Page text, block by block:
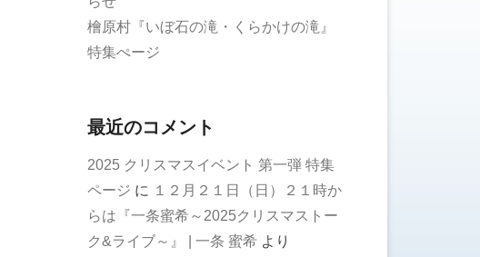
檜原村『いぼ石の滝・くらかけの滝』
特集ぺージ
最近のコメント
2025 クリスマスイベント 第一弾 特集
ページ に １２月２１日（日）２１時か
らは『一条蜜希～2025クリスマストー
ク&ライブ～』 | 一条 蜜希 より